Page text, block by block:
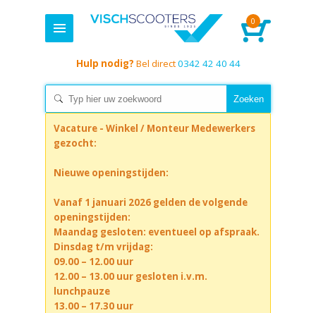
0
Hulp nodig? Bel direct0342 42 40 44
Vacature - Winkel / Monteur Medewerkers
gezocht:
Nieuwe openingstijden:
Vanaf 1 januari 2026 gelden de volgende
openingstijden:
Maandag gesloten: eventueel op afspraak.
Dinsdag t/m vrijdag:
09.00 – 12.00 uur
12.00 – 13.00 uur gesloten i.v.m.
lunchpauze
13.00 – 17.30 uur